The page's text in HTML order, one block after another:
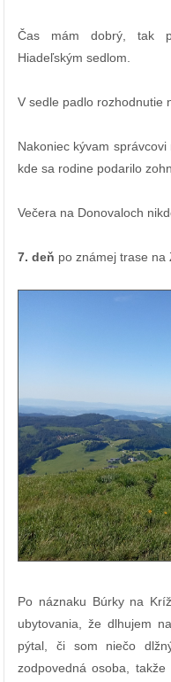
Čas mám dobrý, tak
Hiadeľským sedlom.
V sedle padlo rozhodnutie
Nakoniec kývam
kde sa rodine podarilo
Večera na Donovaloch
7. deň po známej trase na
Po náznaku Búrky na
ubytovania, že dlhujem
pýtal, či som niečo
zodpovedná osoba,